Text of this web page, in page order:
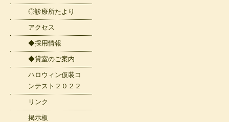
◎診療所たより
アクセス
◆採用情報
◆貸室のご案内
ハロウィン仮装コ
ンテスト２０２２
リンク
掲示板